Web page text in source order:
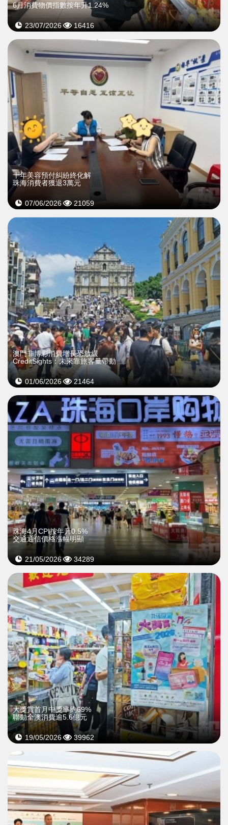
6月消費物價指數按年升1.24%
23/07/2026 16416
十年美容預付糾紛終化解
珠海消費者獲退3萬元
07/06/2026 21059
澳門非博彩消費增長恐放緩
CreditSights：未來靠旅客量帶動
01/06/2026 21464
珠海4月CPI按年升0.5%
交通通信價格漲幅明顯
21/05/2026 34289
大獎賞首月中獎率約69%
聯動全澳消費逾5.6億元
19/05/2026 39962